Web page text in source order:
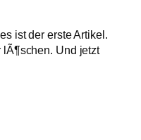
ist der erste Artikel.
lÃ¶schen. Und jetzt